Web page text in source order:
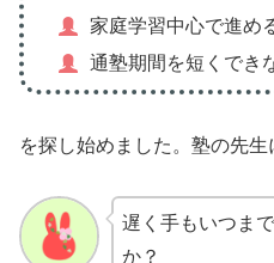
家庭学習中心で進め
通塾期間を短くでき
を探し始めました。塾の先生
遅く手もいつま
か？